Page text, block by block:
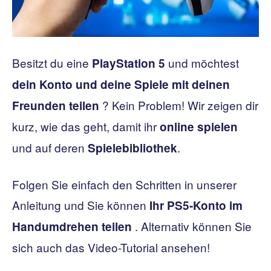
Besitzt du eine PlayStation 5 und möchtest
dein Konto und deine Spiele mit deinen
Freunden teilen ? Kein Problem! Wir zeigen dir
kurz, wie das geht, damit ihronline spielen
und auf deren Spielebibliothek.
Folgen Sie einfach den Schritten in unserer
Anleitung und Sie können Ihr PS5-Konto im
Handumdrehen teilen . Alternativ können Sie
sich auch das Video-Tutorial ansehen!